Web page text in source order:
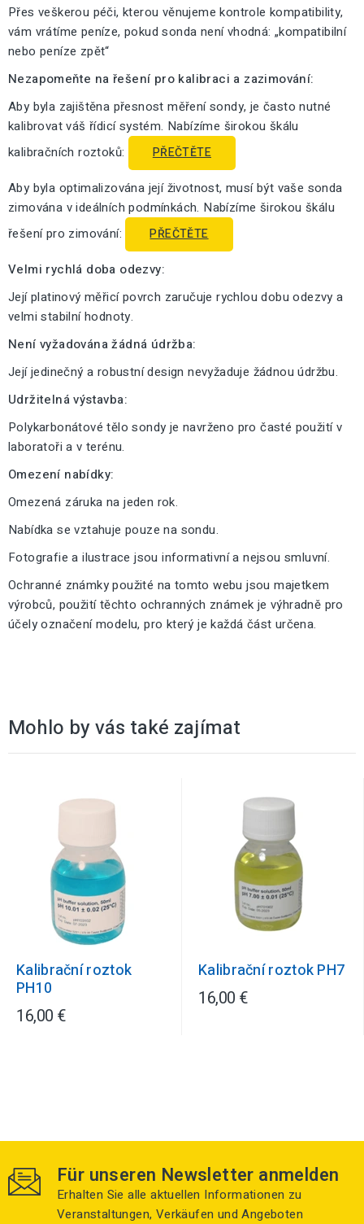
Přes veškerou péči, kterou věnujeme kontrole kompatibility,
vám vrátíme peníze, pokud sonda není vhodná: „kompatibilní
nebo peníze zpět“
Nezapomeňte na řešení pro kalibraci a zazimování:
Aby byla zajištěna přesnost měření sondy, je často nutné
kalibrovat váš řídicí systém. Nabízíme širokou škálu
kalibračních roztoků:
PŘEČTĚTE
Aby byla optimalizována její životnost, musí být vaše sonda
zimována v ideálních podmínkách. Nabízíme širokou škálu
řešení pro zimování:
PŘEČTĚTE
Velmi rychlá doba odezvy:
Její platinový měřicí povrch zaručuje rychlou dobu odezvy a
velmi stabilní hodnoty.
Není vyžadována žádná údržba:
Její jedinečný a robustní design nevyžaduje žádnou údržbu.
Udržitelná výstavba:
Polykarbonátové tělo sondy je navrženo pro časté použití v
laboratoři a v terénu.
Omezení nabídky:
Omezená záruka na jeden rok.
Nabídka se vztahuje pouze na sondu.
Fotografie a ilustrace jsou informativní a nejsou smluvní.
Ochranné známky použité na tomto webu jsou majetkem
výrobců, použití těchto ochranných známek je výhradně pro
účely označení modelu, pro který je každá část určena.
Mohlo by vás také zajímat
Kalibrační roztok
PH10
16,00 €
Kalibrační roztok PH7
16,00 €
Für unseren Newsletter anmelden
Erhalten Sie alle aktuellen Informationen zu
Veranstaltungen, Verkäufen und Angeboten